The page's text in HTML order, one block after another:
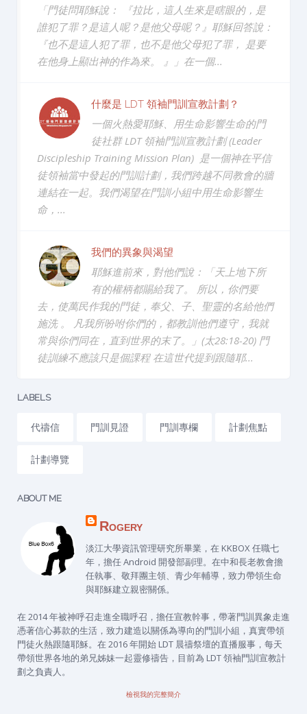
「門徒問耶穌說： 『拉比，這人生來是瞎眼的，是
誰犯了罪？是這人呢？是他父母呢？』耶穌回答說：
『也不是這人犯了罪，也不是他父母犯了罪， 是要
在他身上顯出神的作為來。 』」在一個...
什麼是 LDT 領袖門訓宣教計劃？
一個火熱愛耶穌、用生命影響生命的門
徒社群 LDT 領袖門訓宣教計劃 (Leader
Discipleship Training Mission Plan) 是一個神在平信
徒領袖當中發起的門訓計劃，我們跨越不同教會的牆
連結在一起。我們渴望在門訓小組中用生命影響生
命，...
我們的異象與渴望
耶穌進前來，對他們說：「天上地下所
有的權柄都賜給我了。 所以，你們要
去，使萬民作我的門徒，奉父、子、聖靈的名給他們
施洗 。 凡我所吩咐你們的，都教訓他們遵守，我就
常與你們同在，直到世界的末了。」(太28:18-20) 門
徒訓練不應該只是個課程 在這世代提到跟隨耶...
LABELS
代禱信 門訓見證 門訓專欄 計劃焦點
計劃導覽
ABOUT ME
Rogery
淡江大學資訊管理研究所畢業，在 KKBOX 任職七
年，擔任 Android 開發部副理。在中和長老教會擔
任執事、敬拜團主領、青少年輔導，致力帶領生命
與耶穌建立親密關係。
在 2014 年被神呼召走進全職呼召，擔任宣教幹事，帶著門訓異象走進
憑著信心募款的生活，致力建造以關係為導向的門訓小組，真實帶領
門徒火熱跟隨耶穌。在 2016 年開始 LDT 晨禱祭壇的直播服事，每天
帶領世界各地的弟兄姊妹一起靈修禱告，目前為 LDT 領袖門訓宣教計
劃之負責人。
檢視我的完整簡介